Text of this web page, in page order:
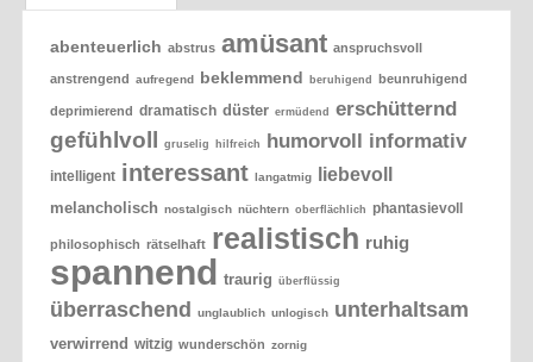
abenteuerlich abstrus amüsant anspruchsvoll
anstrengend aufregend beklemmend beruhigend beunruhigend
deprimierend dramatisch düster ermüdend erschütternd
gefühlvoll gruselig hilfreich humorvoll informativ
intelligent interessant langatmig liebevoll
melancholisch nostalgisch nüchtern oberflächlich phantasievoll
philosophisch rätselhaft realistisch ruhig
spannend traurig überflüssig
überraschend unglaublich unlogisch unterhaltsam
verwirrend witzig wunderschön zornig